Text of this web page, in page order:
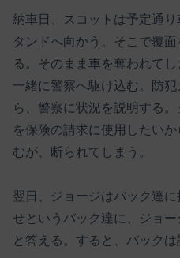
納車日、スコットは予定通
タンドへ向かう。そこで覆
る。そのまま車を奪われて
一緒に警察へ駆け込む。防
ら、警察に状況を説明する
を保険の請求に使用したい
むが、断られてしまう。
翌日、ジョージはバック達
せというバック達に、ジョ
と答える。すると、バック